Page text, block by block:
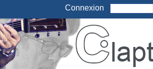
Connexion